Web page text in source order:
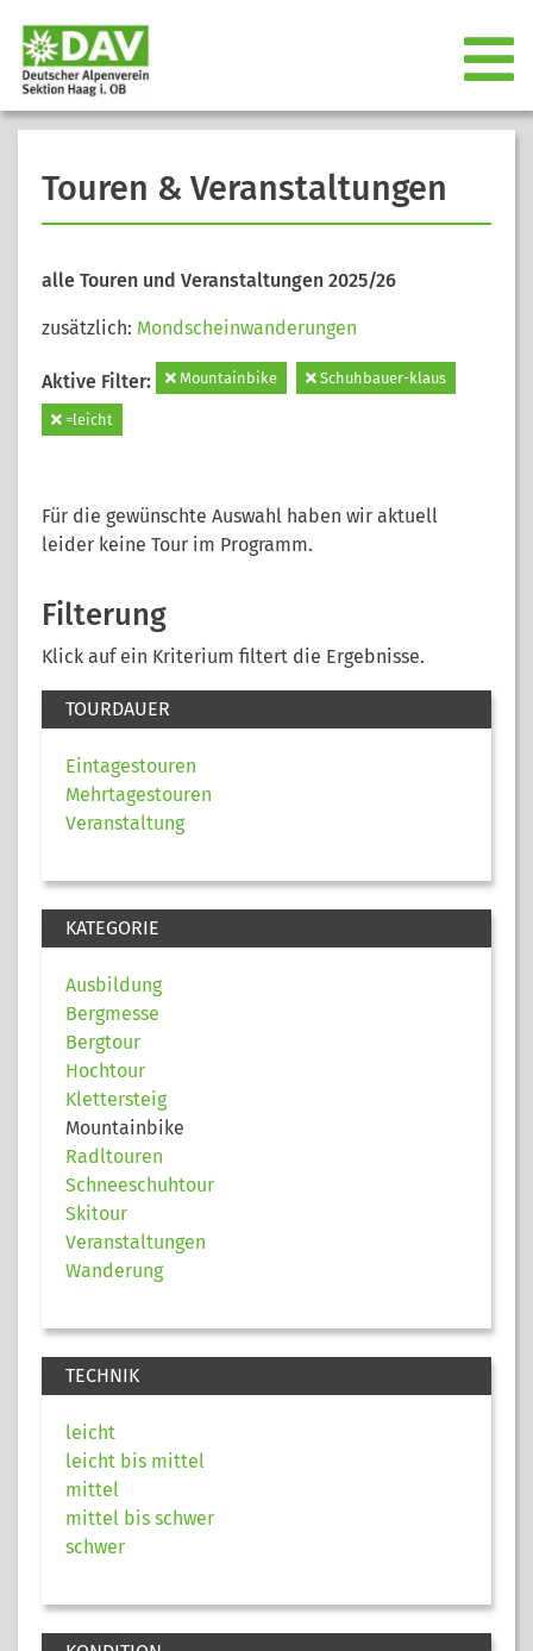
Touren & Veranstaltungen
alle Touren und Veranstaltungen 2025/26
zusätzlich: Mondscheinwanderungen
Aktive Filter: Mountainbike Schuhbauer-klaus
=leicht
Für die gewünschte Auswahl haben wir aktuell
leider keine Tour im Programm.
Filterung
Klick auf ein Kriterium filtert die Ergebnisse.
TOURDAUER
Eintagestouren
Mehrtagestouren
Veranstaltung
KATEGORIE
Ausbildung
Bergmesse
Bergtour
Hochtour
Klettersteig
Mountainbike
Radltouren
Schneeschuhtour
Skitour
Veranstaltungen
Wanderung
TECHNIK
leicht
leicht bis mittel
mittel
mittel bis schwer
schwer